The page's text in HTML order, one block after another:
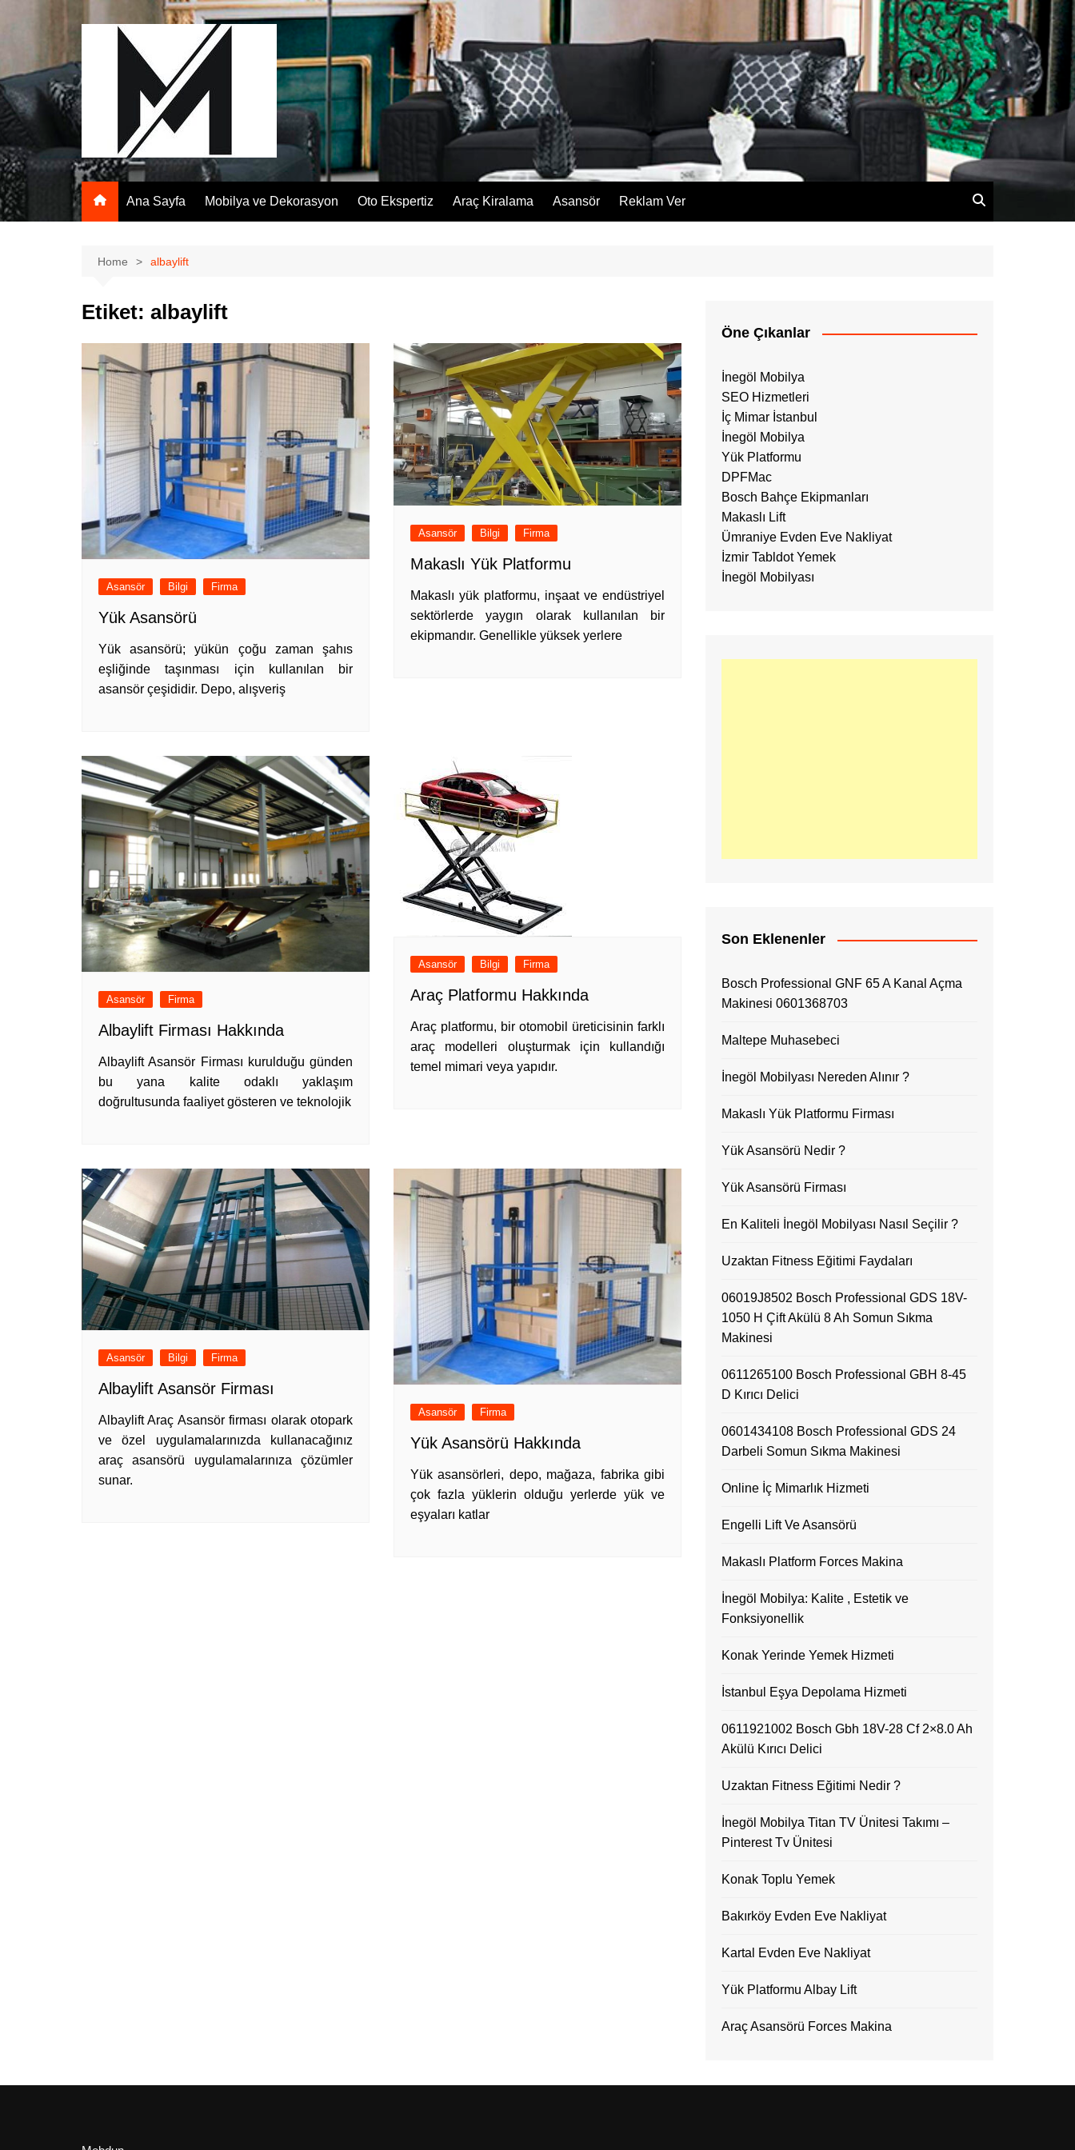
Ana Sayfa Mobilya ve Dekorasyon Oto Ekspertiz Araç Kiralama Asansör Reklam Ver
Home albaylift
Etiket: albaylift
Asansör Bilgi Firma
Yük Asansörü
Yük asansörü; yükün çoğu zaman şahıs
eşliğinde taşınması için kullanılan bir
asansör çeşididir. Depo, alışveriş
Asansör Bilgi Firma
Makaslı Yük Platformu
Makaslı yük platformu, inşaat ve endüstriyel
sektörlerde yaygın olarak kullanılan bir
ekipmandır. Genellikle yüksek yerlere
Asansör Firma
Albaylift Firması Hakkında
Albaylift Asansör Firması kurulduğu günden
bu yana kalite odaklı yaklaşım
doğrultusunda faaliyet gösteren ve teknolojik
Asansör Bilgi Firma
Araç Platformu Hakkında
Araç platformu, bir otomobil üreticisinin farklı
araç modelleri oluşturmak için kullandığı
temel mimari veya yapıdır.
Asansör Bilgi Firma
Albaylift Asansör Firması
Albaylift Araç Asansör firması olarak otopark
ve özel uygulamalarınızda kullanacağınız
araç asansörü uygulamalarınıza çözümler
sunar.
Asansör Firma
Yük Asansörü Hakkında
Yük asansörleri, depo, mağaza, fabrika gibi
çok fazla yüklerin olduğu yerlerde yük ve
eşyaları katlar
Öne Çıkanlar
İnegöl Mobilya
SEO Hizmetleri
İç Mimar İstanbul
İnegöl Mobilya
Yük Platformu
DPFMac
Bosch Bahçe Ekipmanları
Makaslı Lift
Ümraniye Evden Eve Nakliyat
İzmir Tabldot Yemek
İnegöl Mobilyası
Son Eklenenler
Bosch Professional GNF 65 A Kanal Açma
Makinesi 0601368703
Maltepe Muhasebeci
İnegöl Mobilyası Nereden Alınır ?
Makaslı Yük Platformu Firması
Yük Asansörü Nedir ?
Yük Asansörü Firması
En Kaliteli İnegöl Mobilyası Nasıl Seçilir ?
Uzaktan Fitness Eğitimi Faydaları
06019J8502 Bosch Professional GDS 18V-
1050 H Çift Akülü 8 Ah Somun Sıkma
Makinesi
0611265100 Bosch Professional GBH 8-45
D Kırıcı Delici
0601434108 Bosch Professional GDS 24
Darbeli Somun Sıkma Makinesi
Online İç Mimarlık Hizmeti
Engelli Lift Ve Asansörü
Makaslı Platform Forces Makina
İnegöl Mobilya: Kalite , Estetik ve
Fonksiyonellik
Konak Yerinde Yemek Hizmeti
İstanbul Eşya Depolama Hizmeti
0611921002 Bosch Gbh 18V-28 Cf 2×8.0 Ah
Akülü Kırıcı Delici
Uzaktan Fitness Eğitimi Nedir ?
İnegöl Mobilya Titan TV Ünitesi Takımı –
Pinterest Tv Ünitesi
Konak Toplu Yemek
Bakırköy Evden Eve Nakliyat
Kartal Evden Eve Nakliyat
Yük Platformu Albay Lift
Araç Asansörü Forces Makina